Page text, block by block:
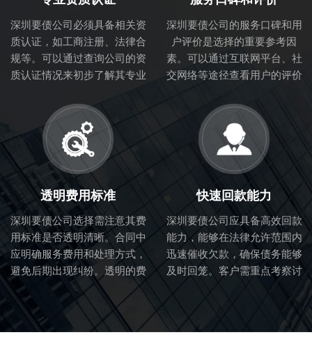
深圳要债公司必须具备相关资
质认证，如工商注册、法律合
规等。可以通过查询公司的资
质认证情况来初步了解其专业
深圳要债公司的服务口碑和用
户评价是选择的重要参考因
素。可以通过互联网平台、社
交网络等途径查看用户的评价
服务质量。
透明费用标准
深圳要债公司选择需注意其费
用标准是否透明清晰。合同中
应明确服务费用和处理方式，
避免后期出现纠纷。透明的费
用标准也体现了讨债公司的诚
信度。
快速回款能力
深圳要债公司应具备高效回款
能力，能够在法律允许范围内
迅速催收欠款，确保债务能够
及时回笼。客户需重点考察讨